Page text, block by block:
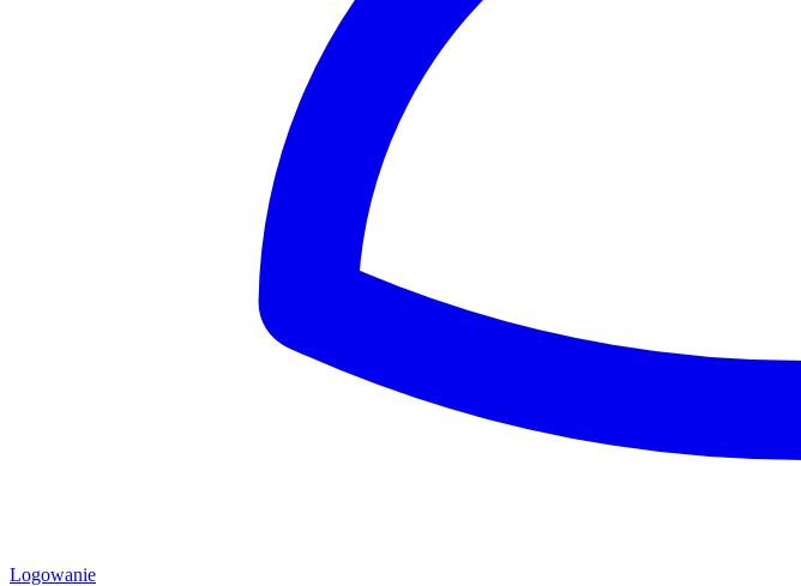
Logowanie